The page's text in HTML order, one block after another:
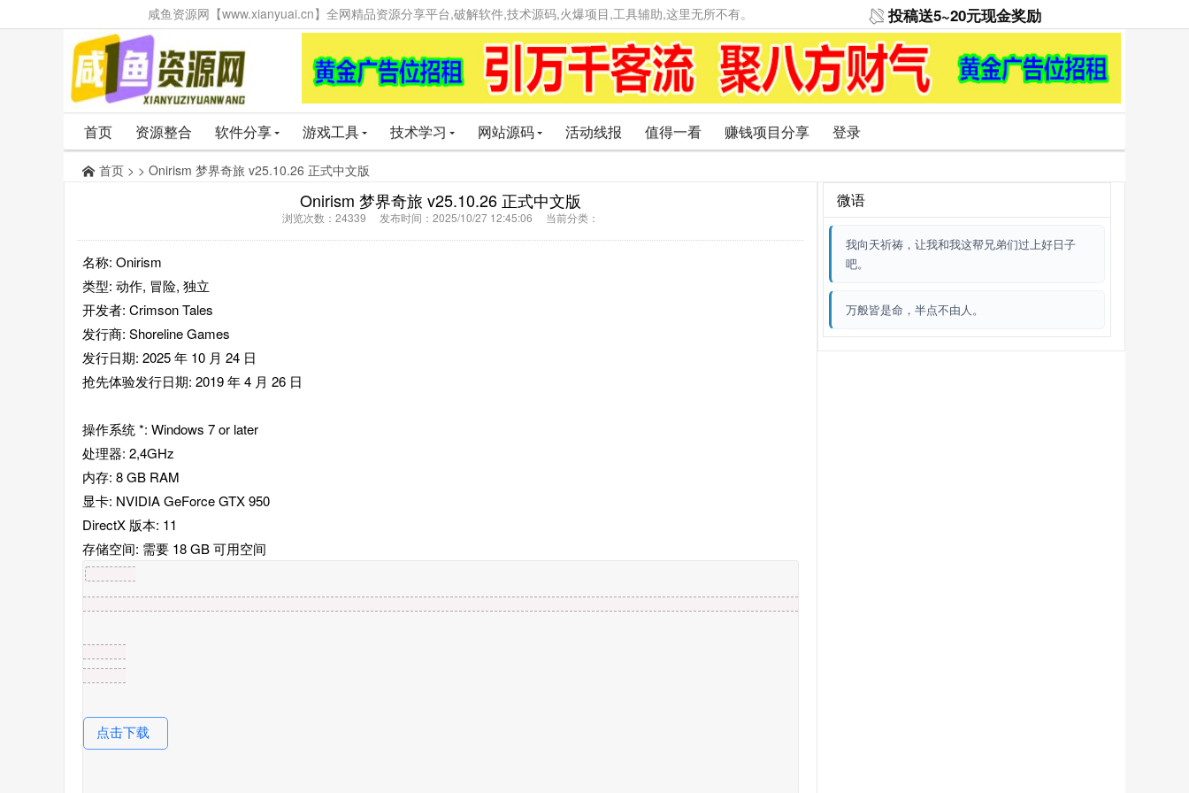
咸鱼资源网【www.xianyuai.cn】全网精品资源分享平台,破解软件,技术源码,火爆项目,工具辅助,这里无所不有。 投稿送5~20元现金奖励
首页 资源整合 软件分享 游戏工具 技术学习 网站源码 活动线报 值得一看 赚钱项目分享 登录
首页 > > Onirism 梦界奇旅 v25.10.26 正式中文版
Onirism 梦界奇旅 v25.10.26 正式中文版
浏览次数：24339 发布时间：2025/10/27 12:45:06 当前分类：
名称: Onirism
类型: 动作, 冒险, 独立
开发者: Crimson Tales
发行商: Shoreline Games
发行日期: 2025 年 10 月 24 日
抢先体验发行日期: 2019 年 4 月 26 日
操作系统 *: Windows 7 or later
处理器: 2,4GHz
内存: 8 GB RAM
显卡: NVIDIA GeForce GTX 950
DirectX 版本: 11
存储空间: 需要 18 GB 可用空间
点击下载
微语
我向天祈祷，让我和我这帮兄弟们过上好日子
吧。
万般皆是命，半点不由人。